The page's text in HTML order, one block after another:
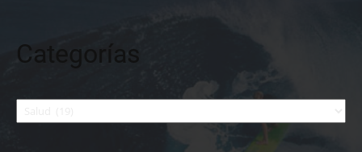
Categorías
Categorías